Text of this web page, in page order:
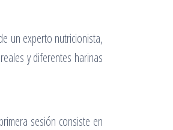
un experto nutricionista,
y diferentes harinas
sesión consiste en